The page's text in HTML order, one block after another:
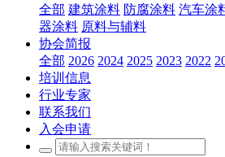
全部 建筑涂料 防腐涂料 汽车涂
器涂料 原料与辅料
协会简报
全部 2026 2024 2025 2023 2022
培训信息
行业专家
联系我们
入会申请